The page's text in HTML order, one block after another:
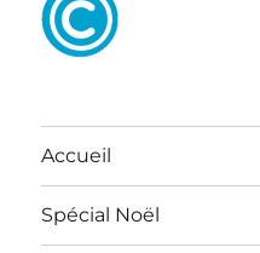
Accueil
Spécial Noël